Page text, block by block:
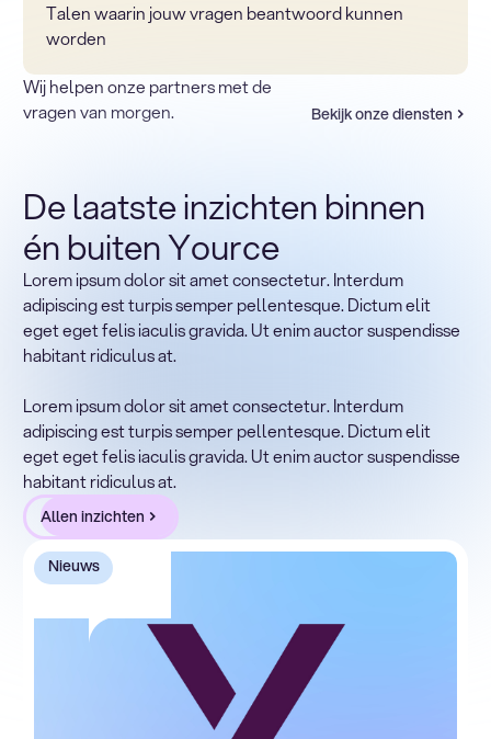
Talen waarin jouw vragen beantwoord kunnen
worden
Wij helpen onze partners met de
vragen van morgen.
Bekijk onze diensten
Terug naar sectoren
Heading
Lorem ipsum dolor sit amet, consectetur adipiscing elit.
Suspendisse varius enim in eros elementum tristique.
Duis cursus, mi quis viverra ornare, eros dolor interdum
nulla, ut commodo diam libero vitae erat. Aenean
faucibus nibh et justo cursus id rutrum lorem imperdiet.
Nunc ut sem vitae risus tristique posuere.
De laatste inzichten binnen
én buiten Yource
Lorem ipsum dolor sit amet consectetur. Interdum
adipiscing est turpis semper pellentesque. Dictum elit
eget eget felis iaculis gravida. Ut enim auctor suspendisse
habitant ridiculus at.
Lorem ipsum dolor sit amet consectetur. Interdum
adipiscing est turpis semper pellentesque. Dictum elit
eget eget felis iaculis gravida. Ut enim auctor suspendisse
habitant ridiculus at.
Allen inzichten
Nieuws